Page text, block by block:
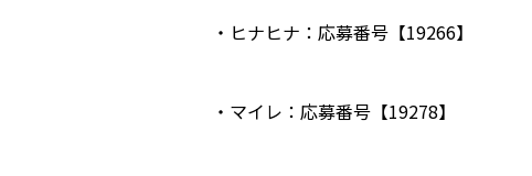
・ヒナヒナ：応募番号【19266】
・マイレ：応募番号【19278】